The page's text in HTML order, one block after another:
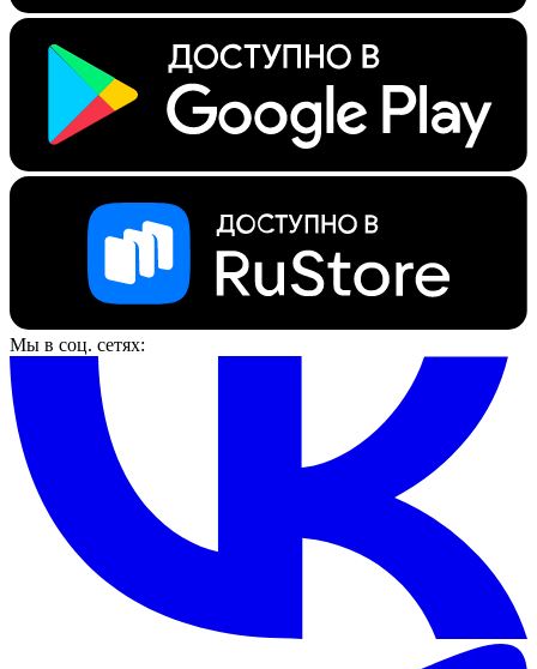
Мы в соц. сетях: